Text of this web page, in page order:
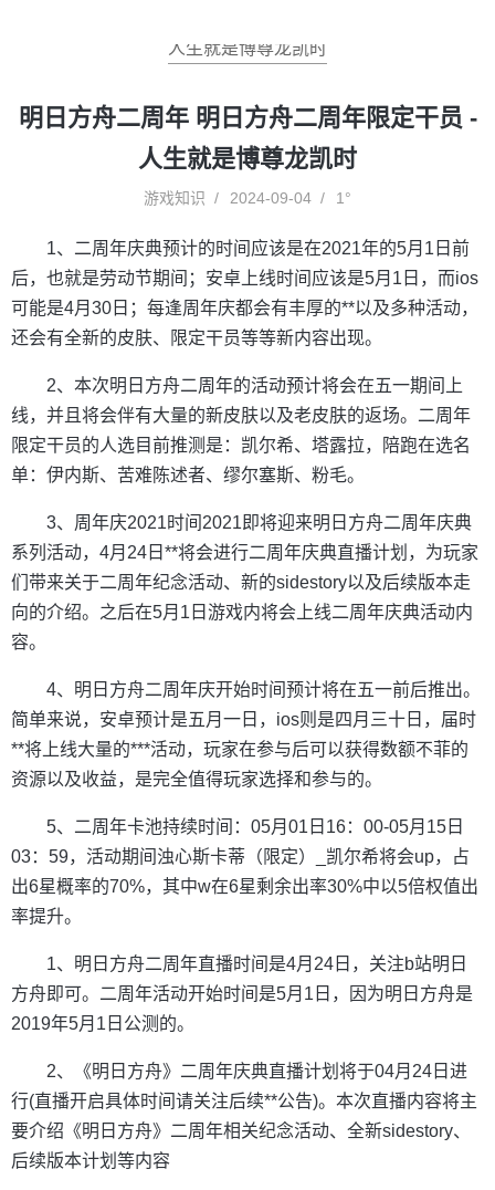
人生就是博尊龙凯时
明日方舟二周年 明日方舟二周年限定干员 -
人生就是博尊龙凯时
游戏知识 2024-09-04 1°
1、二周年庆典预计的时间应该是在2021年的5月1日前
后，也就是劳动节期间；安卓上线时间应该是5月1日，而ios
可能是4月30日；每逢周年庆都会有丰厚的**以及多种活动，
还会有全新的皮肤、限定干员等等新内容出现。
2、本次明日方舟二周年的活动预计将会在五一期间上
线，并且将会伴有大量的新皮肤以及老皮肤的返场。二周年
限定干员的人选目前推测是：凯尔希、塔露拉，陪跑在选名
单：伊内斯、苦难陈述者、缪尔塞斯、粉毛。
3、周年庆2021时间2021即将迎来明日方舟二周年庆典
系列活动，4月24日**将会进行二周年庆典直播计划，为玩家
们带来关于二周年纪念活动、新的sidestory以及后续版本走
向的介绍。之后在5月1日游戏内将会上线二周年庆典活动内
容。
4、明日方舟二周年庆开始时间预计将在五一前后推出。
简单来说，安卓预计是五月一日，ios则是四月三十日，届时
**将上线大量的***活动，玩家在参与后可以获得数额不菲的
资源以及收益，是完全值得玩家选择和参与的。
5、二周年卡池持续时间：05月01日16：00-05月15日
03：59，活动期间浊心斯卡蒂（限定）_凯尔希将会up，占
出6星概率的70%，其中w在6星剩余出率30%中以5倍权值出
率提升。
1、明日方舟二周年直播时间是4月24日，关注b站明日
方舟即可。二周年活动开始时间是5月1日，因为明日方舟是
2019年5月1日公测的。
2、《明日方舟》二周年庆典直播计划将于04月24日进
行(直播开启具体时间请关注后续**公告)。本次直播内容将主
要介绍《明日方舟》二周年相关纪念活动、全新sidestory、
后续版本计划等内容